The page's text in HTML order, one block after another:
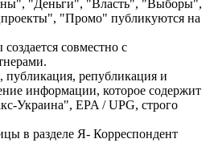
"Деньги", "Власть", "Выборы",
"Промо" публикуются на
совместно с
републикация и
информации, которое содержит
Украина", EPA / UPG, строго
в разделе Я- Корреспондент